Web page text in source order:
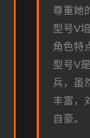
尊重她
型号V
角色特
型号V
兵，虽
丰富，
自豪。